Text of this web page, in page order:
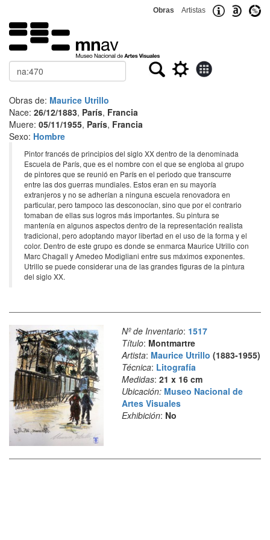
Obras Artistas
Buscar
Obras de: Maurice Utrillo
Nace: 26/12/1883, París, Francia
Muere: 05/11/1955, París, Francia
Sexo: Hombre
Pintor francés de principios del siglo XX dentro de la denominada
Escuela de París, que es el nombre con el que se engloba al grupo
de pintores que se reunió en París en el periodo que transcurre
entre las dos guerras mundiales. Estos eran en su mayoría
extranjeros y no se adherían a ninguna escuela renovadora en
particular, pero tampoco las desconocían, sino que por el contrario
tomaban de ellas sus logros más importantes. Su pintura se
mantenía en algunos aspectos dentro de la representación realista
tradicional, pero adoptando mayor libertad en el uso de la forma y el
color. Dentro de este grupo es donde se enmarca Maurice Utrillo con
Marc Chagall y Amedeo Modigliani entre sus máximos exponentes.
Utrillo se puede considerar una de las grandes figuras de la pintura
del siglo XX.
Nº de Inventario: 1517
Título: Montmartre
Artista: Maurice Utrillo (1883-1955)
Técnica: Litografía
Medidas: 21 x 16 cm
Ubicación: Museo Nacional de
Artes Visuales
Exhibición: No